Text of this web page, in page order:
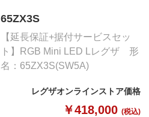
65ZX3S
【延長保証+据付サービスセッ
ト】RGB Mini LED Lレグザ 形
名：65ZX3S(SW5A)
レグザオンラインストア価格
￥418,000 (税込)